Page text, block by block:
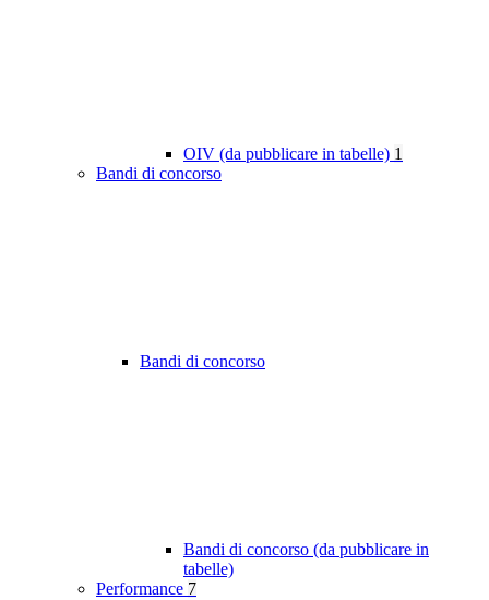
OIV (da pubblicare in tabelle) 1
Bandi di concorso
Bandi di concorso
Bandi di concorso (da pubblicare in
tabelle)
Performance 7